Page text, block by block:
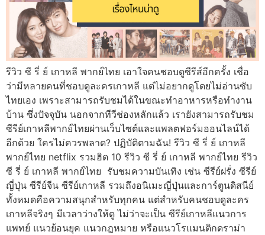
รีวิว ซี รี่ ย์ เกาหลี พากย์ไทย เอาใจคนชอบดูซีรีส์อีกครั้ง เชื่อ
ว่ามีหลายคนที่ชอบดูละครเกาหลี แต่ไม่อยากดูโดยไม่อ่านซับ
ไทยเอง เพราะสามารถรับชมได้ในขณะทำอาหารหรือทำงาน
บ้าน ซึ่งปัจจุบัน นอกจากทีวีช่องหลักแล้ว เรายังสามารถรับชม
ซีรีย์เกาหลีพากย์ไทยผ่านเว็บไซต์และแพลตฟอร์มออนไลน์ได้
อีกด้วย ใครไม่ควรพลาด? ปฏิบัติตามฉัน! รีวิว ซี รี่ ย์ เกาหลี
พากย์ไทย netflix รวมฮิต 10 รีวิว ซี รี่ ย์ เกาหลี พากย์ไทย รีวิว
ซี รี่ ย์ เกาหลี พากย์ไทย รับชมความบันเทิง เช่น ซีรีย์ฝรั่ง ซีรีย์
ญี่ปุ่น ซีรีย์จีน ซีรีย์เกาหลี รวมถึงอนิเมะญี่ปุ่นและการ์ตูนดิสนีย์
ทั้งหมดคือความสนุกสำหรับทุกคน แต่สำหรับคนชอบดูละคร
เกาหลีจริงๆ มีเวลาว่างให้ดู ไม่ว่าจะเป็น ซีรีย์เกาหลีแนวการ
แพทย์ แนวย้อนยุค แนวกฎหมาย หรือแนวโรแมนติกดราม่า